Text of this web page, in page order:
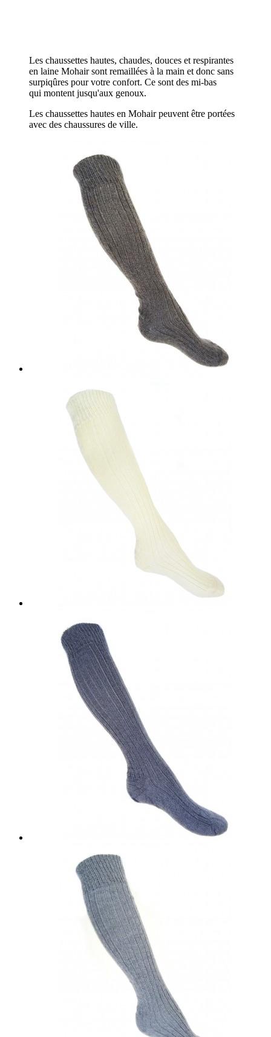
Les chaussettes hautes, chaudes, douces et respirantes
en laine Mohair sont remaillées à la main et donc sans
surpiqûres pour votre confort. Ce sont des mi-bas
qui montent jusqu'aux genoux.
Les chaussettes hautes en Mohair peuvent être portées
avec des chaussures de ville.